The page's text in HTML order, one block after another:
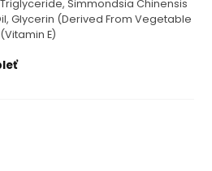
Simmondsia Chinensis
Glycerin (derived From Vegetable
E)